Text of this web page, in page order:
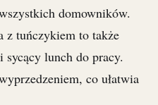
domowników.
z tuńczykiem to także
lunch do pracy.
co ułatwia